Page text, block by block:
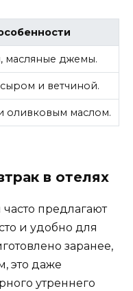
масляные джемы.
и ветчиной.
оливковым маслом.
в отелях
часто предлагают
и удобно для
заранее,
это даже
утреннего